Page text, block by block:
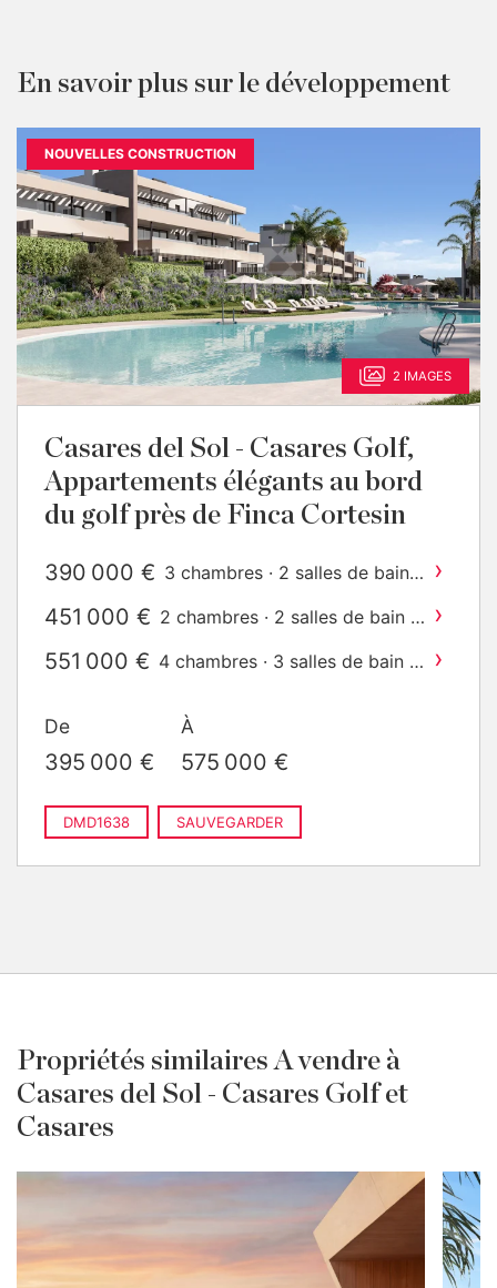
En savoir plus sur le développement
NOUVELLES CONSTRUCTION
2 IMAGES
Casares del Sol - Casares Golf,
Appartements élégants au bord
du golf près de Finca Cortesin
390 000 € 3 chambres · 2 salles de bain ·
›
451 000 € 2 chambres · 2 salles de bain ·
›
551 000 € 4 chambres · 3 salles de bain ·
›
De
395 000 €
À
575 000 €
DMD1638 SAUVEGARDER
Propriétés similaires A vendre à
Casares del Sol - Casares Golf et
Casares